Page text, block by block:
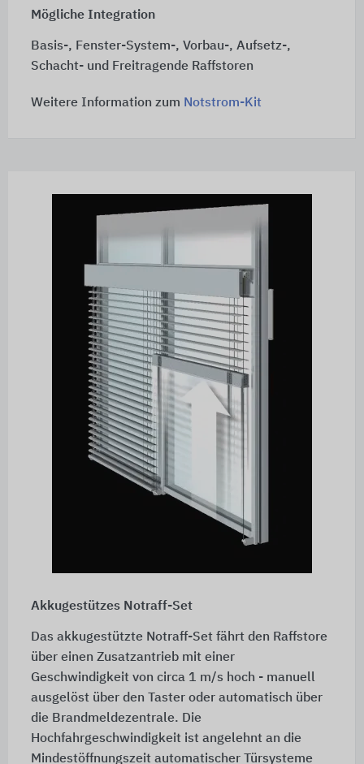
Mögliche Integration
Basis-, Fenster-System-, Vorbau-, Aufsetz-,
Schacht- und Freitragende Raffstoren
Weitere Information zum Notstrom-Kit
Akkugestützes Notraff-Set
Das akkugestützte Notraff-Set fährt den Raffstore
über einen Zusatzantrieb mit einer
Geschwindigkeit von circa 1 m/s hoch - manuell
ausgelöst über den Taster oder automatisch über
die Brandmeldezentrale. Die
Hochfahrgeschwindigkeit ist angelehnt an die
Mindestöffnungszeit automatischer Türsysteme